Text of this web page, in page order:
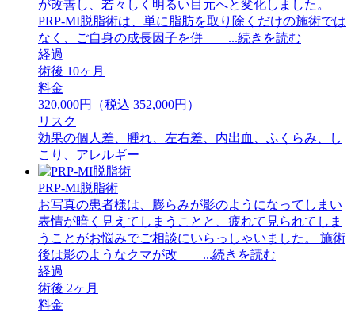
が改善し、若々しく明るい目元へと変化しました。
PRP-MI脱脂術は、単に脂肪を取り除くだけの施術では
なく、ご自身の成長因子を併 ...続きを読む
経過
術後 10ヶ月
料金
320,000円（税込 352,000円）
リスク
効果の個人差、腫れ、左右差、内出血、ふくらみ、し
こり、アレルギー
PRP-MI脱脂術
お写真の患者様は、膨らみが影のようになってしまい
表情が暗く見えてしまうことと、疲れて見られてしま
うことがお悩みでご相談にいらっしゃいました。 ⁡施術
後は影のようなクマが改 ...続きを読む
経過
術後 2ヶ月
料金